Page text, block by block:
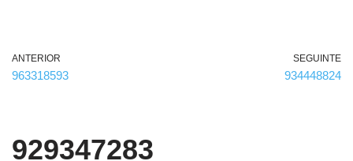
ANTERIOR
963318593
SEGUINTE
934448824
929347283